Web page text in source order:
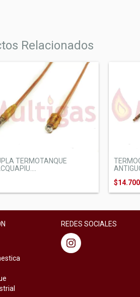
Relacionados
TERMOTANQUE
$14.700
REDES SOCIALES